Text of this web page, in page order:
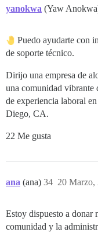
yanokwa (Yaw
Puedo ayudarte con
de soporte técnico.
Dirijo una empresa de
una comunidad vibrante
de experiencia laboral
Diego, CA.
22 Me gusta
ana (ana) 20 Marzo,
34
Estoy dispuesto a donar
comunidad y la